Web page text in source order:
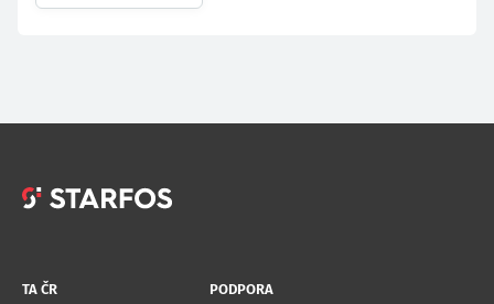
TA ČR PODPORA